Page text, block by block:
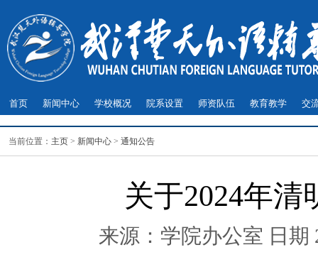
首页 新闻中心 学校概况 院系设置 师资队伍 教育教学 交
当前位置： 主页 > 新闻中心 > 通知公告
关于2024年
来源：学院办公室 日期